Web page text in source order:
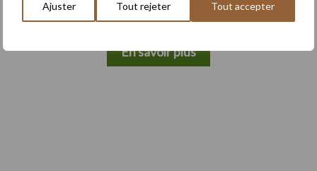
Ajuster Tout rejeter Tout accepter
En savoir plus